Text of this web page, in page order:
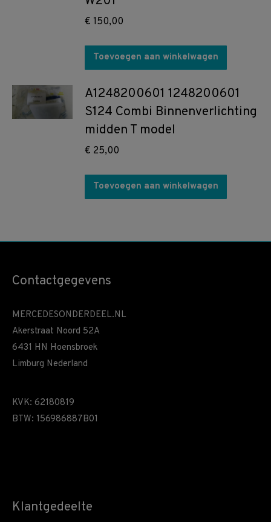
€ 150,00
Toevoegen aan winkelwagen
A1248200601 1248200601
S124 Combi Binnenverlichting
midden T model
€ 25,00
Toevoegen aan winkelwagen
Contactgegevens
MERCEDESONDERDEEL.NL
Akerstraat Noord 52A
6431 HN Hoensbroek
Limburg Nederland
KVK: 62180819
BTW: 156986887B01
Klantgedeelte